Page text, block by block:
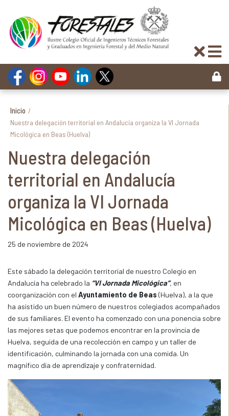
Inicio /
Nuestra delegación territorial en Andalucía organiza la VI Jornada
Micológica en Beas (Huelva)
Nuestra delegación
territorial en Andalucía
organiza la VI Jornada
Micológica en Beas (Huelva)
25 de noviembre de 2024
Este sábado la delegación territorial de nuestro Colegio en
Andalucía ha celebrado la “VI Jornada Micológica”, en
coorganización con el Ayuntamiento de Beas (Huelva), a la que
ha asistido un buen número de nuestros colegiados acompañados
de sus familiares. El evento ha comenzado con una ponencia sobre
las mejores setas que podemos encontrar en la provincia de
Huelva, seguida de una recolección en campo y un taller de
identificación, culminando la jornada con una comida. Un
magnífico día de aprendizaje y confraternidad.